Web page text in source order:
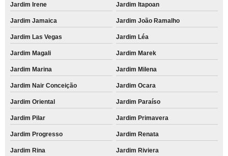
Jardim Irene Jardim Itapoan
Jardim Jamaica Jardim João Ramalho
Jardim Las Vegas Jardim Léa
Jardim Magali Jardim Marek
Jardim Marina Jardim Milena
Jardim Nair Conceição Jardim Ocara
Jardim Oriental Jardim Paraíso
Jardim Pilar Jardim Primavera
Jardim Progresso Jardim Renata
Jardim Rina Jardim Riviera